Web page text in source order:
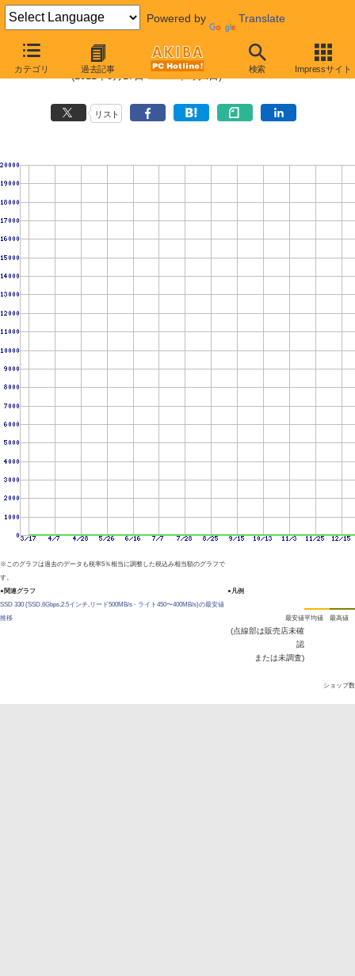
Powered by Translate
カテゴリ 過去記事 検索 Impressサイト
SSD 330 (120GB,MLC)の価格推移
(2011年3月17日〜2012年6月1日)
リスト
※このグラフは過去のデータも税率5％相当に調整した税込み相当額のグラフで
す。
●関連グラフ
SSD 330 (SSD,6Gbps,2.5インチ,リード500MB/s・ライト450〜400MB/s)の最安値
推移
●凡例
最安値
(点線部は販売店未確
認
または未調査)
平均値 最高値
ショップ数